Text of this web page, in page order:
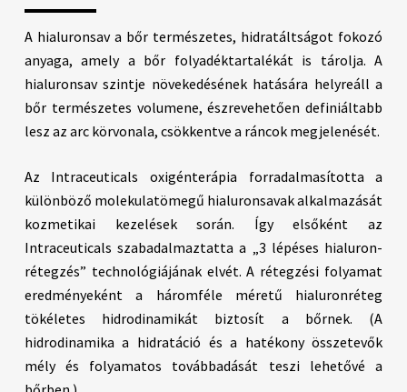
A hialuronsav a bőr természetes, hidratáltságot fokozó
anyaga, amely a bőr folyadéktartalékát is tárolja. A
hialuronsav szintje növekedésének hatására helyreáll a
bőr természetes volumene, észrevehetően definiáltabb
lesz az arc körvonala, csökkentve a ráncok megjelenését.
Az Intraceuticals oxigénterápia forradalmasította a
különböző molekulatömegű hialuronsavak alkalmazását
kozmetikai kezelések során. Így elsőként az
Intraceuticals szabadalmaztatta a „3 lépéses hialuron-
rétegzés” technológiájának elvét. A rétegzési folyamat
eredményeként a háromféle méretű hialuronréteg
tökéletes hidrodinamikát biztosít a bőrnek. (A
hidrodinamika a hidratáció és a hatékony összetevők
mély és folyamatos továbbadását teszi lehetővé a